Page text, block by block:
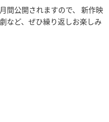
間公開されますので、 新作映
など、ぜひ繰り返しお楽しみ